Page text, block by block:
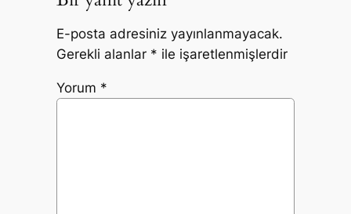
E-posta adresiniz yayınlanmayacak.
Gerekli alanlar * ile işaretlenmişlerdir
Yorum *